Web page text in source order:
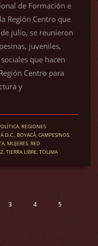
de Formación e
Región Centro que
julio, se reunieron
juveniles,
que hacen
Centro para
y
, REGIONES
D.C., BOYACÁ, CAMPESINOS,
, MUJERES, RED
, TIERRA LIBRE, TOLIMA
3 4 5